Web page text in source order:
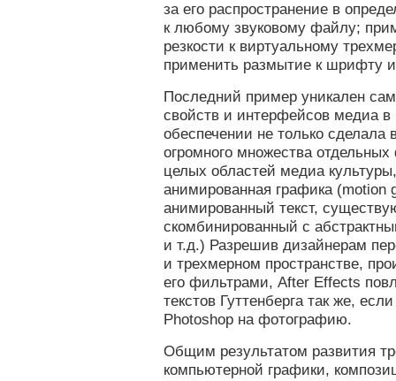
за его распространение в
к любому звуковому файлу;
резкости к виртуальному
применить размытие к шрифту
Последний пример уникален
свойств и интерфейсов медиа в
обеспечении не только
огромного множества
целых областей медиа
анимированная графика
анимированный текст,
скомбинированный с
и т.д.) Разрешив дизайнерам
и трехмерном пространстве,
его фильтрами, After Effects
текстов Гуттенберга так же,
Photoshop на фотографию.
Общим результатом развития
компьютерной графики,